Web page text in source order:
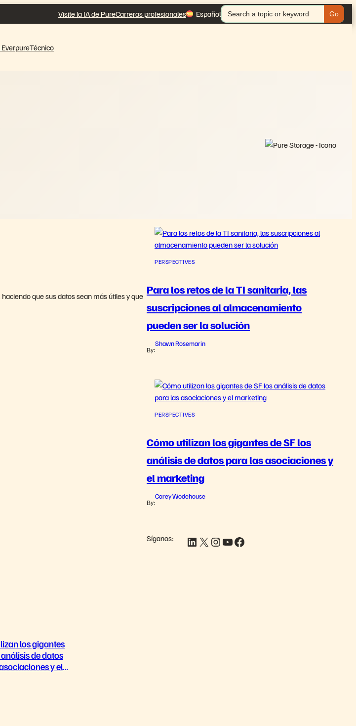
Visite la IA de PureCarreras profesionales Español
Buscar:
Técnico
que sus datos sean más útiles y que
PERSPECTIVES
Para los retos de la TI sanitaria, las
suscripciones al almacenamiento
pueden ser la solución
By:
Shawn Rosemarin
PERSPECTIVES
Cómo utilizan los gigantes de SF los
análisis de datos para las asociaciones y
el marketing
By:
Carey Wodehouse
Síganos: LinkedIn X Instagram YouTube Facebook
los gigantes
análisis de datos
y el